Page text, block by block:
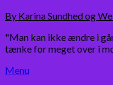
Skip
content
By Karina Sundhed og
"Man kan ikke ændre i
tænke for meget over i
Menu